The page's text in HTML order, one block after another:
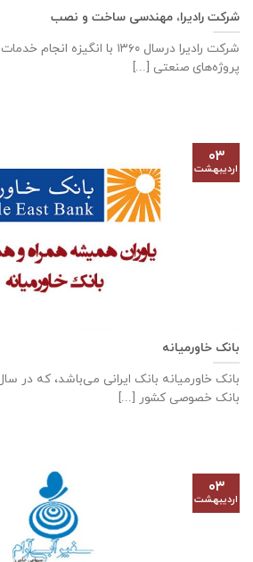
شرکت رادیرا، مهندسی ساخت و نصب
شرکت رادیرا درسال ۱۳۶۰ با
پروژه‌های صنعتی [...]
بانک خاورمیانه
بانک خصوصی کشور [...]
۰۳
اردیبهشت
۰۳
اردیبهشت